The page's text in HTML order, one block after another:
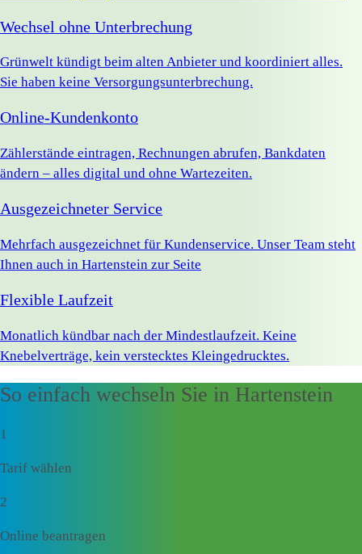
Wechsel ohne Unterbrechung
Grünwelt kündigt beim alten Anbieter und koordiniert alles.
Sie haben keine Versorgungsunterbrechung.
Online-Kundenkonto
Zählerstände eintragen, Rechnungen abrufen, Bankdaten
ändern – alles digital und ohne Wartezeiten.
Ausgezeichneter Service
Mehrfach ausgezeichnet für Kundenservice. Unser Team steht
Ihnen auch in Hartenstein zur Seite
Flexible Laufzeit
Monatlich kündbar nach der Mindestlaufzeit. Keine
Knebelverträge, kein verstecktes Kleingedrucktes.
So einfach wechseln Sie in Hartenstein
1
Tarif wählen
2
Online beantragen